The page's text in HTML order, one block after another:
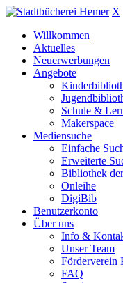
X
Willkommen
Aktuelles
Neuerwerbungen
Angebote
Schule &
Makerspace
Mediensuche
Einfache
Erweiterte
Bibliothek
Onleihe
DigiBib
Benutzerkonto
Über uns
Info &
Unser Team
Förderverein
FAQ